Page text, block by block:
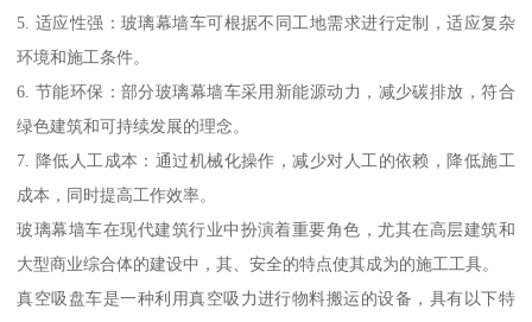
5. 适应性强：玻璃幕墙车可根据不同工地需求进行定制，适应复杂
环境和施工条件。
6. 节能环保：部分玻璃幕墙车采用新能源动力，减少碳排放，符合
绿色建筑和可持续发展的理念。
7. 降低人工成本：通过机械化操作，减少对人工的依赖，降低施工
成本，同时提高工作效率。
玻璃幕墙车在现代建筑行业中扮演着重要角色，尤其在高层建筑和
大型商业综合体的建设中，其、安全的特点使其成为的施工工具。
真空吸盘车是一种利用真空吸力进行物料搬运的设备，具有以下特